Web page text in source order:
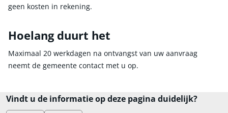
geen kosten in rekening.
Hoelang duurt het
Maximaal 20 werkdagen na ontvangst van uw aanvraag
neemt de gemeente contact met u op.
Vindt u de informatie op deze pagina duidelijk?